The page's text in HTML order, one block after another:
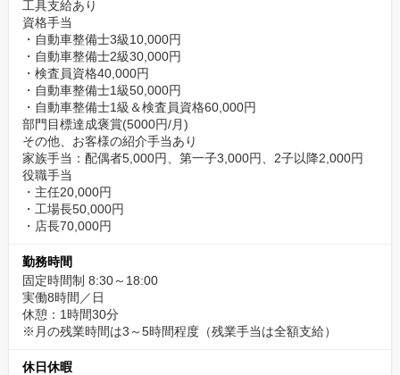
工具支給あり
資格手当
・自動車整備士3級10,000円
・自動車整備士2級30,000円
・検査員資格40,000円
・自動車整備士1級50,000円
・自動車整備士1級＆検査員資格60,000円
部門目標達成褒賞(5000円/月)
その他、お客様の紹介手当あり
家族手当：配偶者5,000円、第一子3,000円、2子以降2,000円
役職手当
・主任20,000円
・工場長50,000円
・店長70,000円
勤務時間
固定時間制 8:30～18:00
実働8時間／日
休憩：1時間30分
※月の残業時間は3～5時間程度（残業手当は全額支給）
休日休暇